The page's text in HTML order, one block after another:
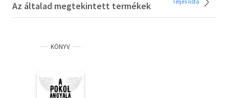
Az általad megtekintett termékek
KÖNYV